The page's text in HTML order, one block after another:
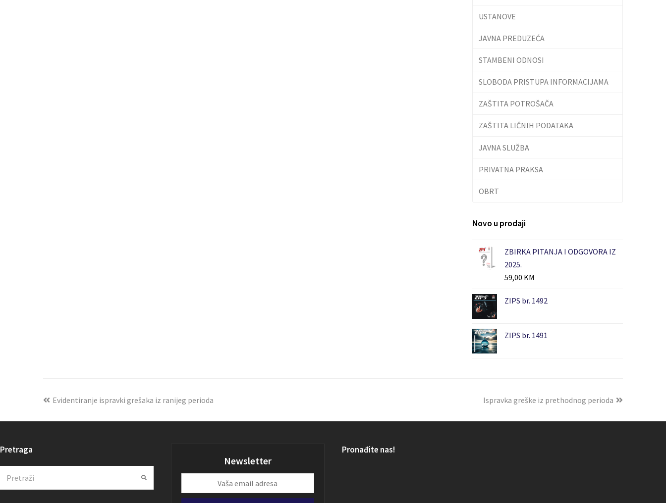
USTANOVE
JAVNA PREDUZEĆA
STAMBENI ODNOSI
SLOBODA PRISTUPA INFORMACIJAMA
ZAŠTITA POTROŠAČA
ZAŠTITA LIČNIH PODATAKA
JAVNA SLUŽBA
PRIVATNA PRAKSA
OBRT
Novo u prodaji
ZBIRKA PITANJA I ODGOVORA IZ
2025.
59,00 KM
ZIPS br. 1492
ZIPS br. 1491
Evidentiranje ispravki grešaka iz ranijeg perioda Ispravka greške iz prethodnog perioda
Pretraga
Submit
Newsletter
email
Pronađite nas!